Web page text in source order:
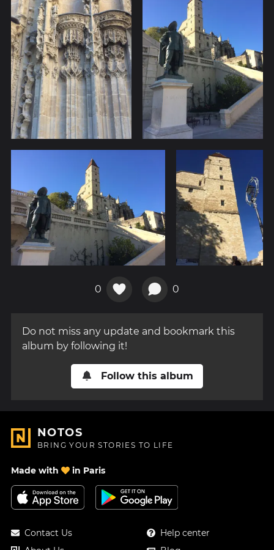
0 0
Do not miss any update and bookmark this
album by following it!
Follow this album
NOTOS
BRING YOUR STORIES TO LIFE
Made with in Paris
Contact Us
Help center